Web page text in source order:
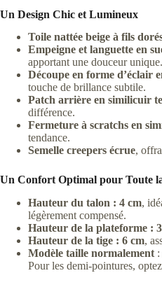
Un Design Chic et Lumineux
Toile nattée beige à fils
Empeigne et languette en
apportant une douceur unique.
Découpe en forme d’éclair
touche de brillance subtile.
Patch arrière en similicuir
différence.
Fermeture à scratchs en
tendance.
Semelle creepers écrue,
Un Confort Optimal pour Toute
Hauteur du talon : 4 cm,
légèrement compensé.
Hauteur de la plateforme :
Hauteur de la tige : 6 cm,
Modèle taille normalement
Pour les demi-pointures,